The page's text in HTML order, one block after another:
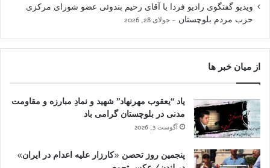
ویدیو گفتگوی رادیو فردا با آقای رحیم بندوئی عضو شورای مرکزی
حزب مردم بلوچستان
جولای 28, 2026
از میان خبر ها
یاد “یعقوب مهرنهاد” شهید و نمادِ مبارزه و مقاومت
مدنی در بلوچستان گرامی باد
آگوست 3, 2026
پنجمین روز تحصن «کارزار علیه اعدام در ایران»